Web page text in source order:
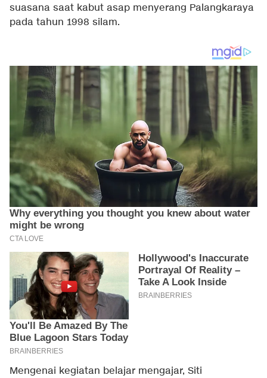
suasana saat kabut asap menyerang Palangkaraya
pada tahun 1998 silam.
Mengenai kegiatan belajar mengajar, Siti